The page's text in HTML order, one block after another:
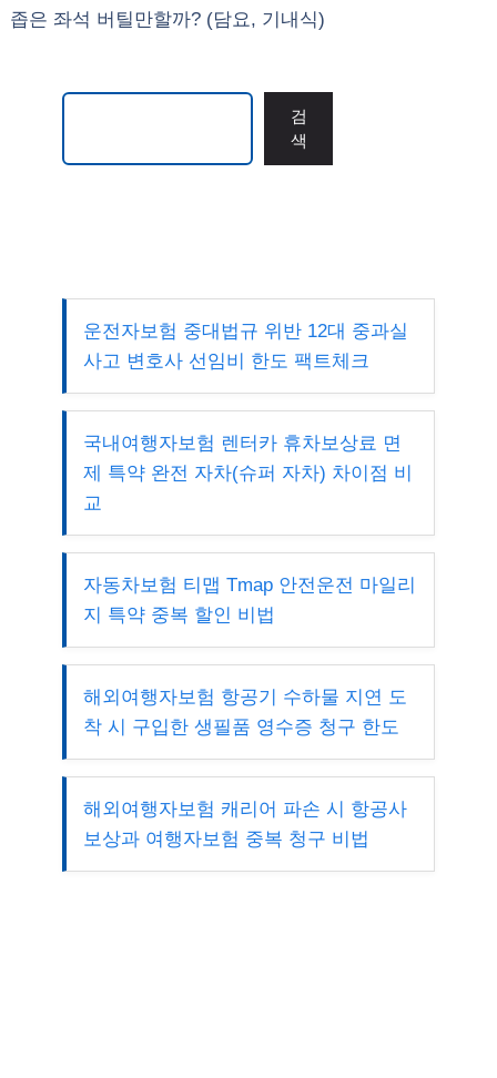
좁은 좌석 버틸만할까? (담요, 기내식)
검
색
운전자보험 중대법규 위반 12대 중과실
사고 변호사 선임비 한도 팩트체크
국내여행자보험 렌터카 휴차보상료 면
제 특약 완전 자차(슈퍼 자차) 차이점 비
교
자동차보험 티맵 Tmap 안전운전 마일리
지 특약 중복 할인 비법
해외여행자보험 항공기 수하물 지연 도
착 시 구입한 생필품 영수증 청구 한도
해외여행자보험 캐리어 파손 시 항공사
보상과 여행자보험 중복 청구 비법